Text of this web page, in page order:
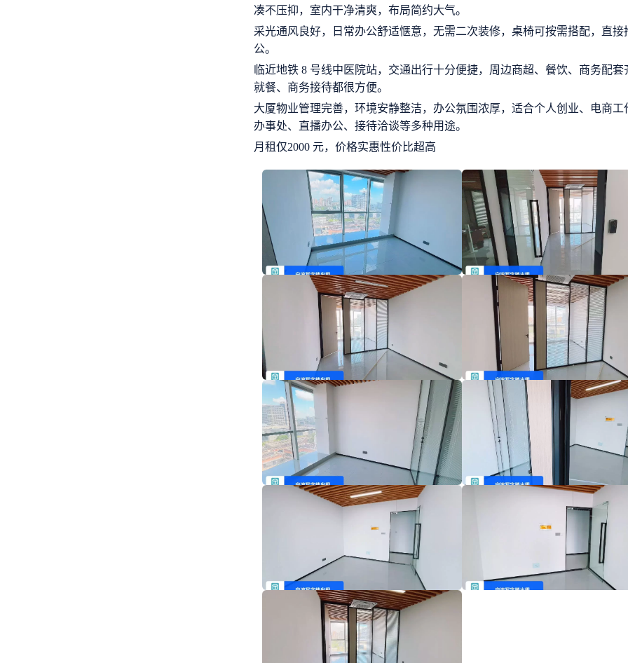
凑不压抑，室内干净清爽，布局简约大气。
采光通风良好，日常办公舒适惬意，无需二次装修，桌椅可按需搭配，直接
公。
临近地铁 8 号线中医院站，交通出行十分便捷，周边商超、餐饮、商务配套
就餐、商务接待都很方便。
大厦物业管理完善，环境安静整洁，办公氛围浓厚，适合个人创业、电商工
办事处、直播办公、接待洽谈等多种用途。
月租仅2000 元，价格实惠性价比超高